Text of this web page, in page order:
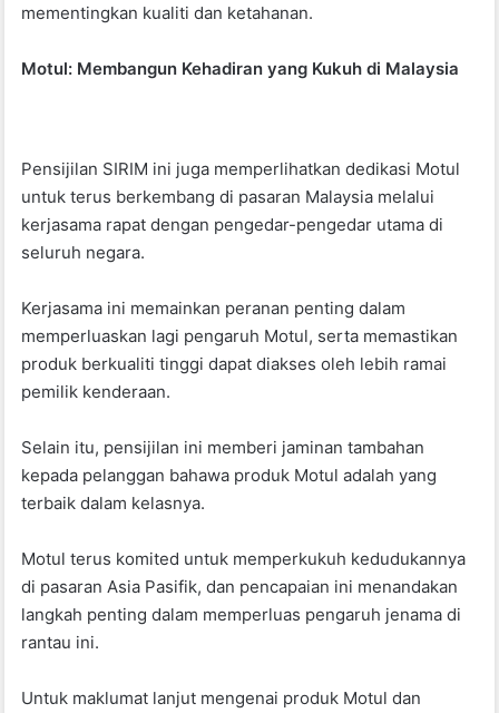
mementingkan kualiti dan ketahanan.
Motul: Membangun Kehadiran yang Kukuh di Malaysia
Pensijilan SIRIM ini juga memperlihatkan dedikasi Motul
untuk terus berkembang di pasaran Malaysia melalui
kerjasama rapat dengan pengedar-pengedar utama di
seluruh negara.
Kerjasama ini memainkan peranan penting dalam
memperluaskan lagi pengaruh Motul, serta memastikan
produk berkualiti tinggi dapat diakses oleh lebih ramai
pemilik kenderaan.
Selain itu, pensijilan ini memberi jaminan tambahan
kepada pelanggan bahawa produk Motul adalah yang
terbaik dalam kelasnya.
Motul terus komited untuk memperkukuh kedudukannya
di pasaran Asia Pasifik, dan pencapaian ini menandakan
langkah penting dalam memperluas pengaruh jenama di
rantau ini.
Untuk maklumat lanjut mengenai produk Motul dan